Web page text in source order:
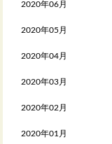
2020年06月
2020年05月
2020年04月
2020年03月
2020年02月
2020年01月